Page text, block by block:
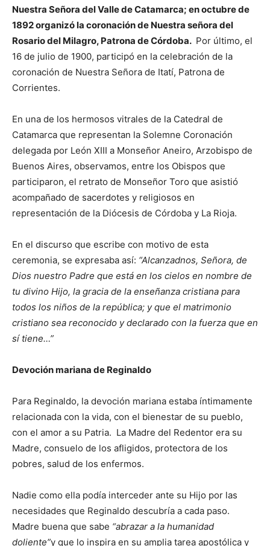
Nuestra Señora del Valle de Catamarca; en octubre de
1892 organizó la coronación de Nuestra señora del
Rosario del Milagro, Patrona de Córdoba. Por último, el
16 de julio de 1900, participó en la celebración de la
coronación de Nuestra Señora de Itatí, Patrona de
Corrientes.
En una de los hermosos vitrales de la Catedral de
Catamarca que representan la Solemne Coronación
delegada por León XIII a Monseñor Aneiro, Arzobispo de
Buenos Aires, observamos, entre los Obispos que
participaron, el retrato de Monseñor Toro que asistió
acompañado de sacerdotes y religiosos en
representación de la Diócesis de Córdoba y La Rioja.
En el discurso que escribe con motivo de esta
ceremonia, se expresaba así: “Alcanzadnos, Señora, de
Dios nuestro Padre que está en los cielos en nombre de
tu divino Hijo, la gracia de la enseñanza cristiana para
todos los niños de la república; y que el matrimonio
cristiano sea reconocido y declarado con la fuerza que en
sí tiene…”
Devoción mariana de Reginaldo
Para Reginaldo, la devoción mariana estaba íntimamente
relacionada con la vida, con el bienestar de su pueblo,
con el amor a su Patria. La Madre del Redentor era su
Madre, consuelo de los afligidos, protectora de los
pobres, salud de los enfermos.
Nadie como ella podía interceder ante su Hijo por las
necesidades que Reginaldo descubría a cada paso.
Madre buena que sabe “abrazar a la humanidad
doliente”y que lo inspira en su amplia tarea apostólica y